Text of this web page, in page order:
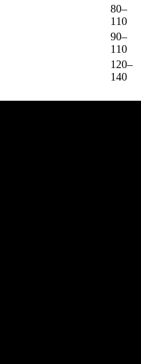
80–
110
90–
110
120–
140